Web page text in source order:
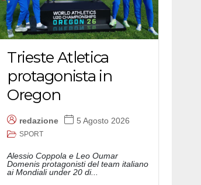
Trieste Atletica
protagonista in
Oregon
redazione 5 Agosto 2026
SPORT
Alessio Coppola e Leo Oumar
Domenis protagonisti del team italiano
ai Mondiali under 20 di...